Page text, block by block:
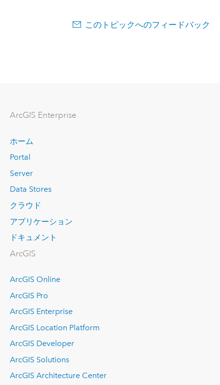
このトピックへのフィードバック
ArcGIS Enterprise
ホーム
Portal
Server
Data Stores
クラウド
アプリケーション
ドキュメント
ArcGIS
ArcGIS Online
ArcGIS Pro
ArcGIS Enterprise
ArcGIS Location Platform
ArcGIS Developer
ArcGIS Solutions
ArcGIS Architecture Center